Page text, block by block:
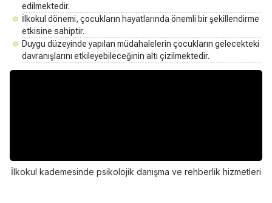
edilmektedir.
İlkokul dönemi, çocukların hayatlarında önemli bir şekillendirme
etkisine sahiptir.
Duygu düzeyinde yapılan müdahalelerin çocukların gelecekteki
davranışlarını etkileyebileceğinin altı çizilmektedir.
İlkokul kademesinde psikolojik danışma ve rehberlik hizmetleri